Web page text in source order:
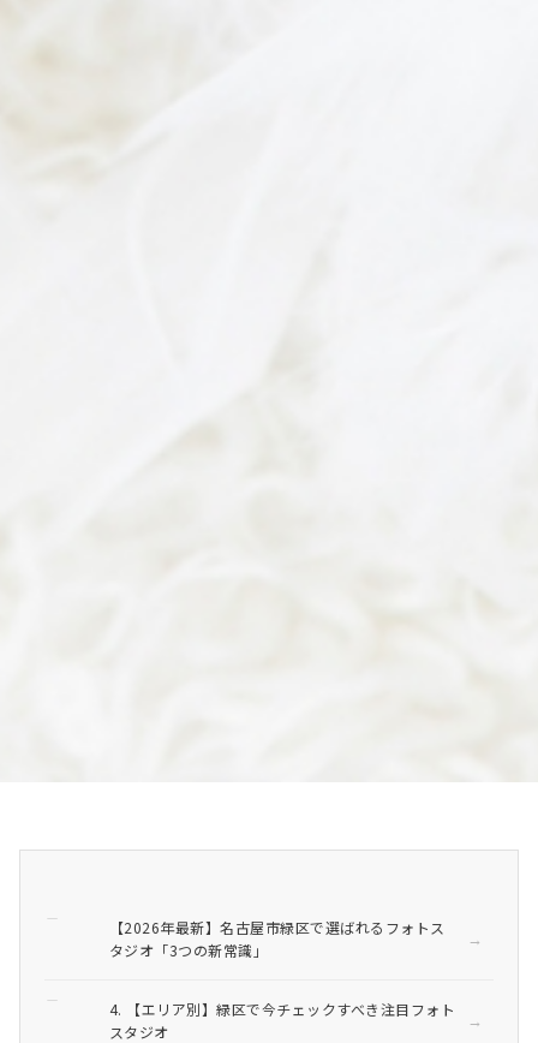
【2026年最新】名古屋市緑区で選ばれるフォトス
タジオ「3つの新常識」
4. 【エリア別】緑区で今チェックすべき注目フォト
スタジオ